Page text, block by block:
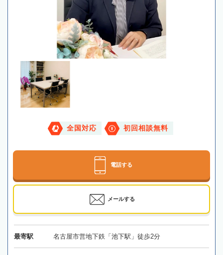
全国対応 初回相談無料
電話する
メールする
最寄駅 名古屋市営地下鉄「池下駅」徒歩2分